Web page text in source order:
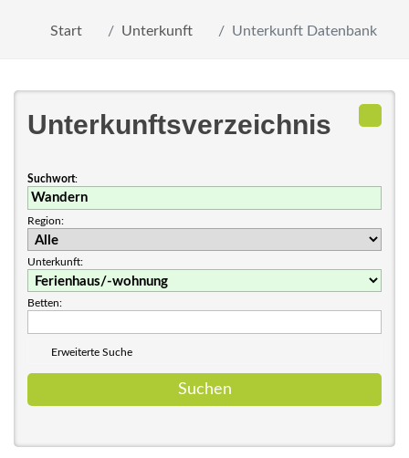
Start Unterkunft Unterkunft Datenbank
Unterkunftsverzeichnis
Suchwort:
Region:
Unterkunft:
Betten:
Erweiterte Suche